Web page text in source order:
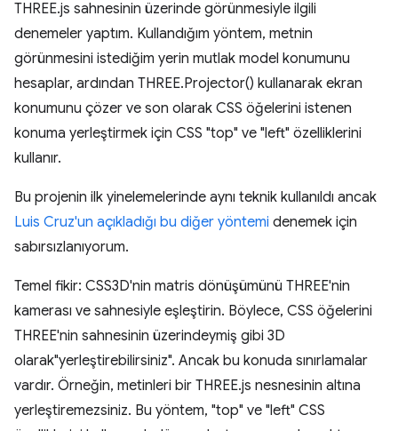
THREE.js sahnesinin üzerinde görünmesiyle ilgili
denemeler yaptım. Kullandığım yöntem, metnin
görünmesini istediğim yerin mutlak model konumunu
hesaplar, ardından THREE.Projector() kullanarak ekran
konumunu çözer ve son olarak CSS öğelerini istenen
konuma yerleştirmek için CSS "top" ve "left" özelliklerini
kullanır.
Bu projenin ilk yinelemelerinde aynı teknik kullanıldı ancak
Luis Cruz'un açıkladığı bu diğer yöntemi denemek için
sabırsızlanıyorum.
Temel fikir: CSS3D'nin matris dönüşümünü THREE'nin
kamerası ve sahnesiyle eşleştirin. Böylece, CSS öğelerini
THREE'nin sahnesinin üzerindeymiş gibi 3D
olarak"yerleştirebilirsiniz". Ancak bu konuda sınırlamalar
vardır. Örneğin, metinleri bir THREE.js nesnesinin altına
yerleştiremezsiniz. Bu yöntem, "top" ve "left" CSS